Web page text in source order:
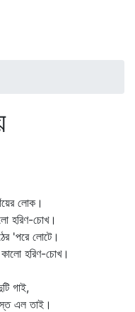
লোক।
হরিণ-চোখ।
'পরে লোটে।
হরিণ-চোখ।
গাই,
এল তাই।